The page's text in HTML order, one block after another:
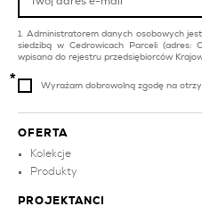
OFERTA
Kolekcje
Produkty
PROJEKTANCI
Administratorem danych osobowych
siedzibą w Cedrowicach Parceli (adres:
wpisana do rejestru przedsiębiorców
Wyrażam dobrowolną zgodę na